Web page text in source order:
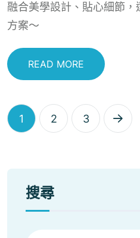
融合美學設計、貼心細節
方案～
READ MORE
1 2 3
搜尋